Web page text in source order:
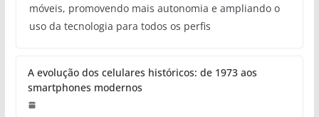
móveis, promovendo mais autonomia e ampliando o
uso da tecnologia para todos os perfis
A evolução dos celulares históricos: de 1973 aos
smartphones modernos